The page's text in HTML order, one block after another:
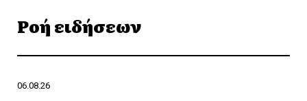
Ροή ειδήσεων
06.08.26